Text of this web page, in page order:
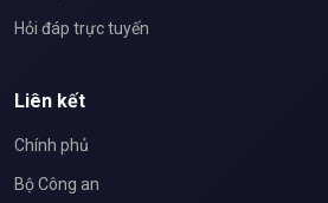
Hỏi đáp trực tuyến
Liên kết
Chính phủ
Bộ Công an